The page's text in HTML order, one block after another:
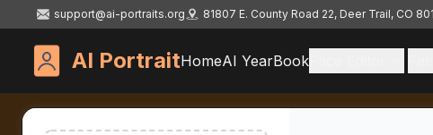
support@ai-portraits.org 81807 E. County Road 22, Deer Trail, CO
AI PortraitHomeAI YearBook